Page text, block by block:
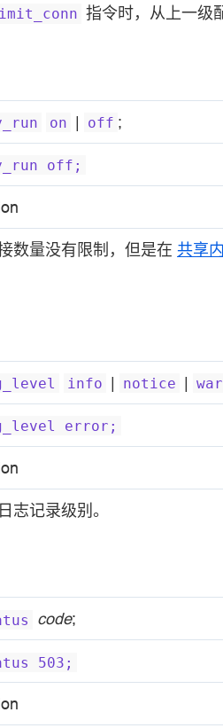
指令时，从上一级
on | off ;
off;
数量没有限制，但是在 共享
info | notice |
error;
志记录级别。
code;
503;